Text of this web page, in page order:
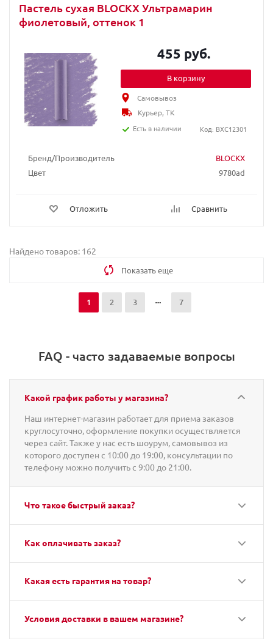
Пастель сухая BLOCKX Ультрамарин
фиолетовый, оттенок 1
Бренд/Производитель
BLOCKX
Цвет
9780ad
Отложить Сравнить
455 руб.
В корзину
Самовывоз
Курьер, ТК
Есть в наличии
Код: BXC12301
Найдено товаров: 162
Показать еще
1 2 3 7
FAQ - часто задаваемые вопросы
Какой график работы у магазина?
Наш интернет-магазин работает для приема заказов
круглосуточно, оформление покупки осуществляется
через сайт. Также у нас есть шоурум, самовывоз из
которого доступен с 10:00 до 19:00, консультации по
телефону можно получить с 9:00 до 21:00.
Что такое быстрый заказ?
Как оплачивать заказ?
Какая есть гарантия на товар?
Условия доставки в вашем магазине?